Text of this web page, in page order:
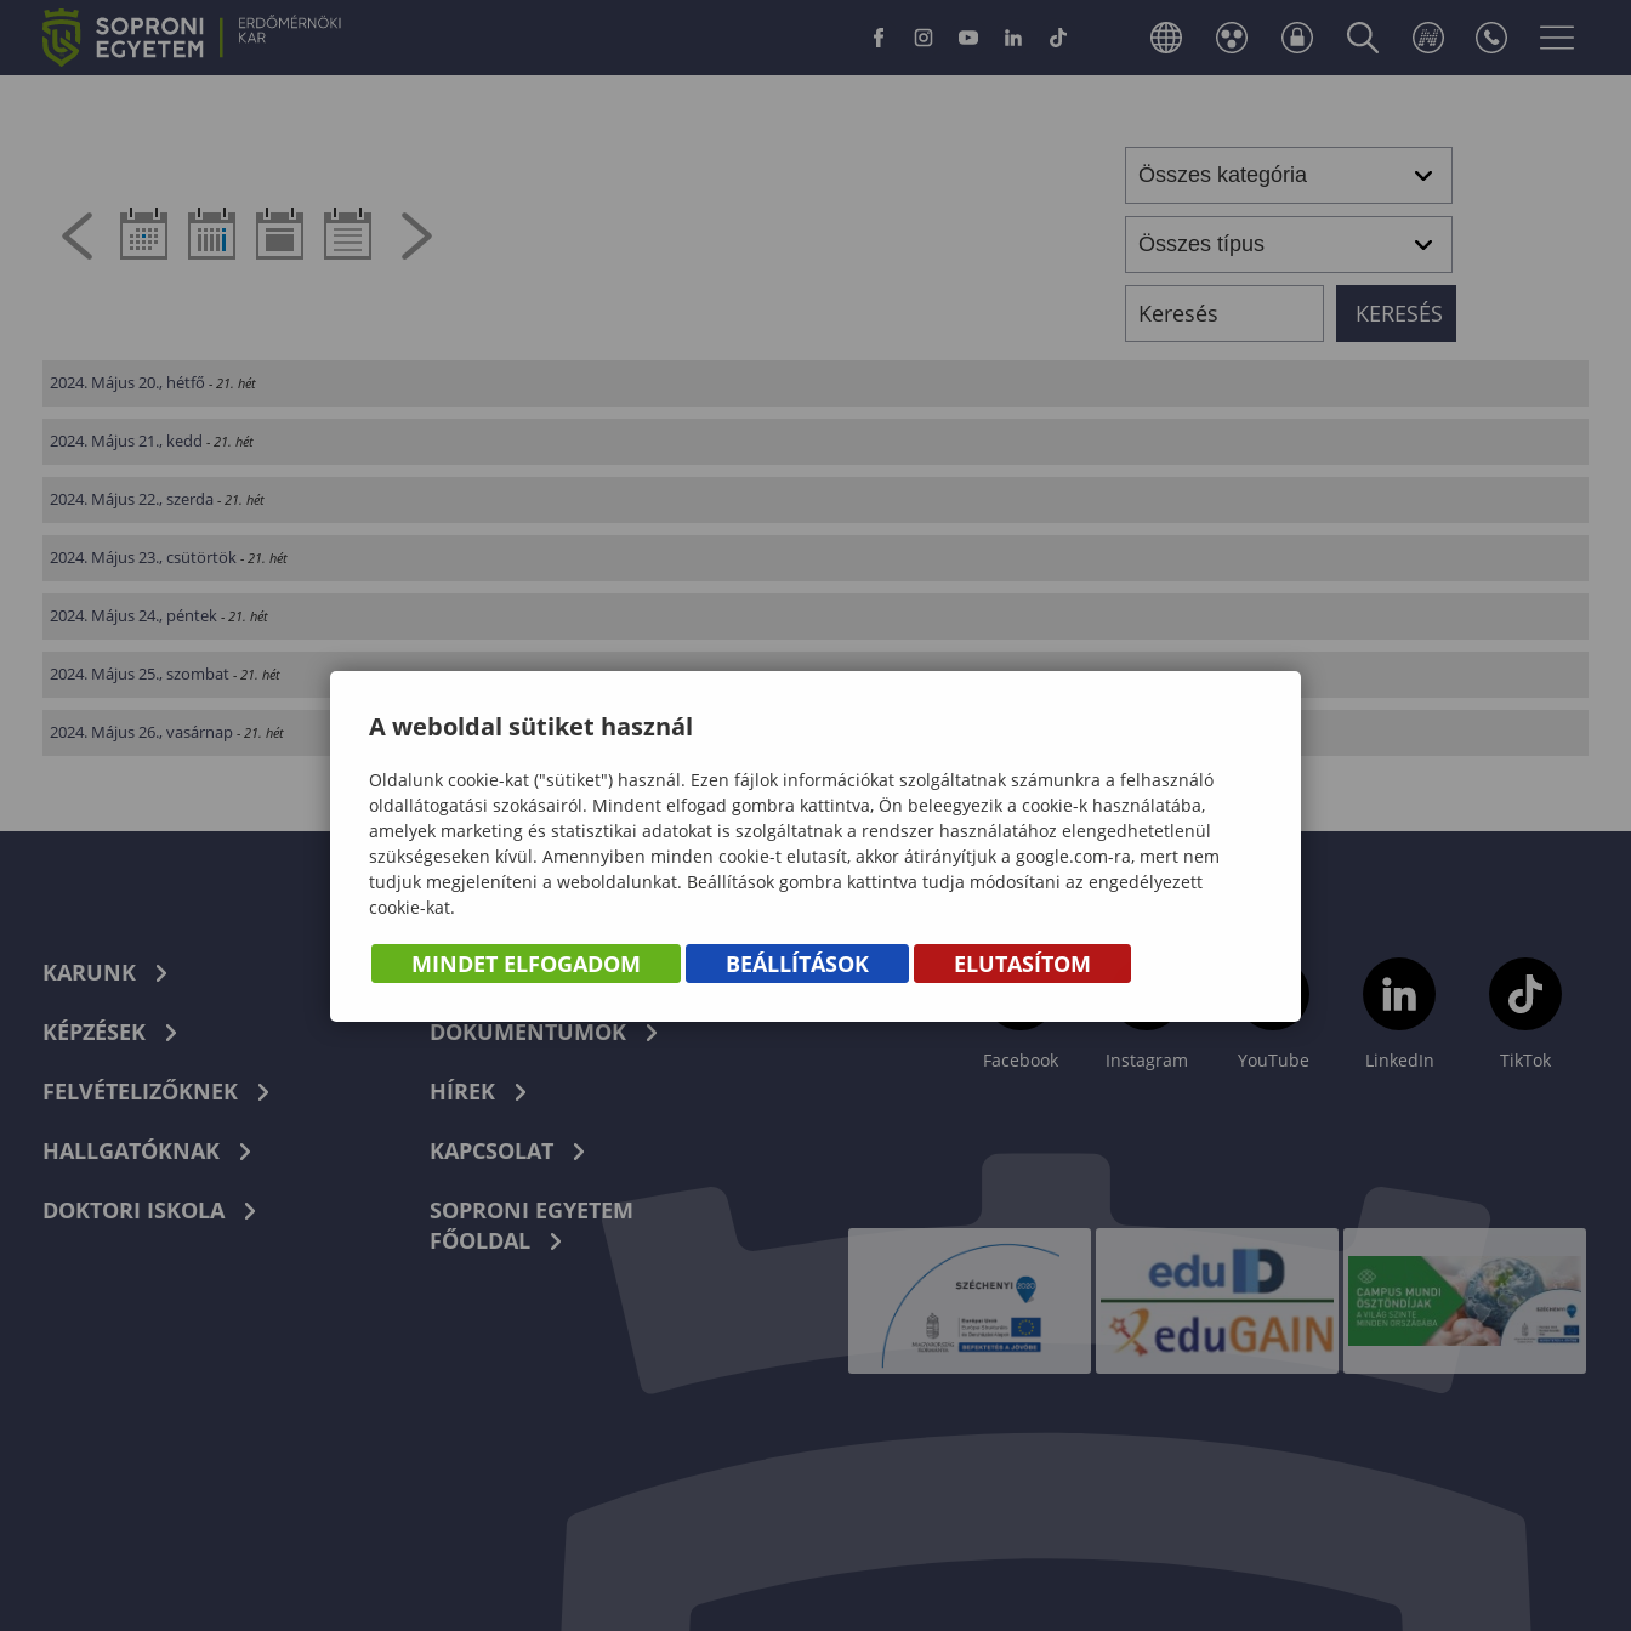
2024. Május 20., hétfő - 21. hét
2024. Május 21., kedd - 21. hét
2024. Május 22., szerda - 21. hét
2024. Május 23., csütörtök - 21. hét
2024. Május 24., péntek - 21. hét
2024. Május 25., szombat - 21. hét
2024. Május 26., vasárnap - 21. hét
KARUNK
KÉPZÉSEK
FELVÉTELIZŐKNEK
HALLGATÓKNAK
DOKTORI ISKOLA
TELEFONKÖNYV
DOKUMENTUMOK
HÍREK
KAPCSOLAT
SOPRONI EGYETEM
FŐOLDAL
Facebook Instagram YouTube LinkedIn TikTok
A weboldal sütiket használ
Oldalunk cookie-kat ("sütiket") használ. Ezen fájlok információkat szolgáltatnak számunkra a felhasználó
oldallátogatási szokásairól. Mindent elfogad gombra kattintva, Ön beleegyezik a cookie-k használatába,
amelyek marketing és statisztikai adatokat is szolgáltatnak a rendszer használatához elengedhetetlenül
szükségeseken kívül. Amennyiben minden cookie-t elutasít, akkor átirányítjuk a google.com-ra, mert nem
tudjuk megjeleníteni a weboldalunkat. Beállítások gombra kattintva tudja módosítani az engedélyezett
cookie-kat.
MINDET ELFOGADOM BEÁLLÍTÁSOK ELUTASÍTOM